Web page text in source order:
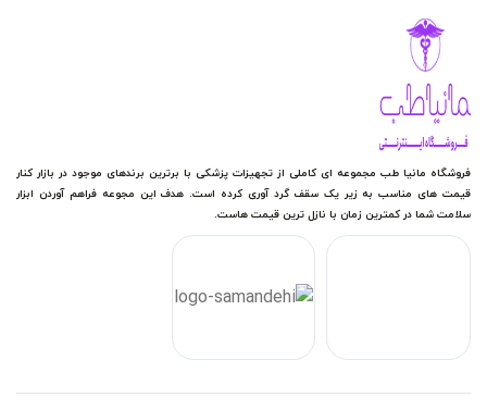
فروشگاه مانیا طب مجموعه ای کاملی از تجهیزات پزشکی با برترین برندهای موجود در بازار کنار
قیمت های مناسب به زیر یک سقف گرد آوری کرده است. هدف این مجوعه فراهم آوردن ابزار
سلامت شما در کمترین زمان با نازل ترین قیمت هاست.